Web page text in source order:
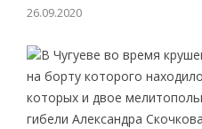
26.09.2020
В Чугуеве во время
на борту которого
которых и двое
гибели Александра